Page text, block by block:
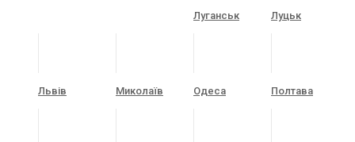
Луганськ Луцьк
Львів Миколаїв Одеса Полтава